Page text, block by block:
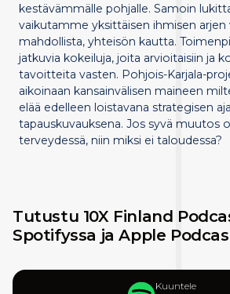
kestävämmälle pohjalle. Samoin
vaikutamme yksittäisen ihmisen arjen
mahdollista, yhteisön kautta.
jatkuvia kokeiluja, joita arvioitaisiin ja
tavoitteita vasten. Pohjois-Karjala-
aikoinaan kansainvälisen maineen
elää edelleen loistavana strategisen
tapauskuvauksena. Jos syvä muutos
terveydessä, niin miksi ei taloudessa?
Tutustu 10X Finland
Spotifyssa ja Apple
Kuuntele